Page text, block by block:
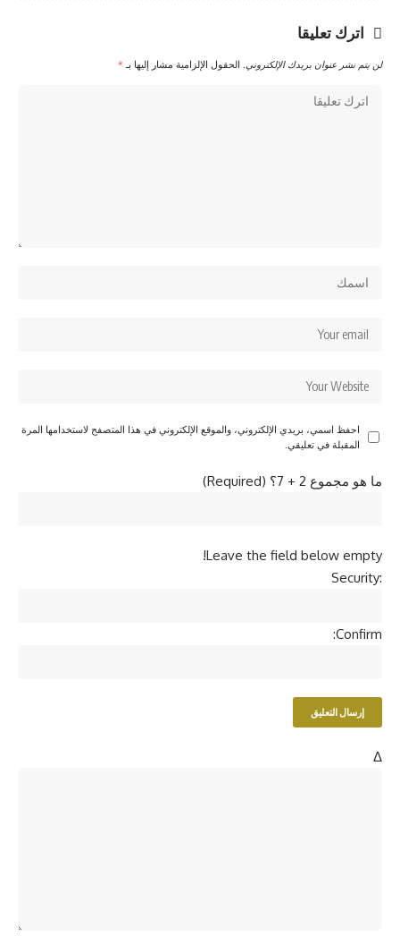
اترك تعليقا
لن يتم نشر عنوان بريدك الإلكتروني. الحقول الإلزامية مشار إليها بـ *
احفظ اسمي، بريدي الإلكتروني، والموقع الإلكتروني في هذا المتصفح لاستخدامها المرة
المقبلة في تعليقي.
ما هو مجموع 2 + 7؟ (Required)
Leave the field below empty!
Security:
Confirm:
Δ